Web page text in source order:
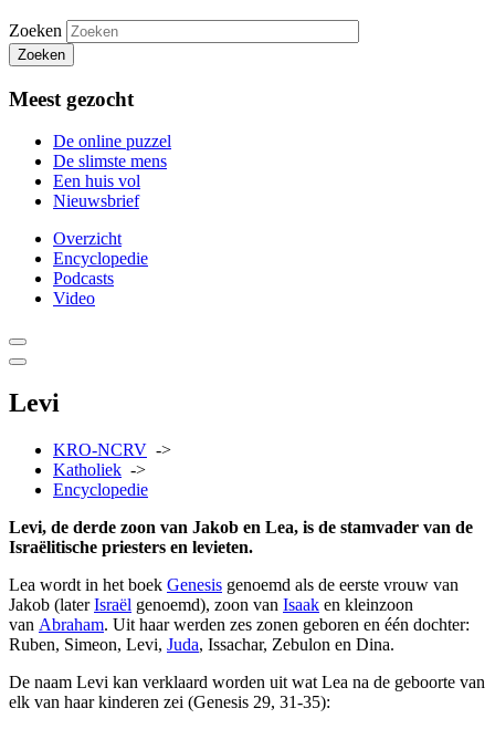
Zoeken
Zoeken
Meest gezocht
De online puzzel
De slimste mens
Een huis vol
Nieuwsbrief
Overzicht
Encyclopedie
Podcasts
Video
Levi
KRO-NCRV ->
Katholiek ->
Encyclopedie
Levi, de derde zoon van Jakob en Lea, is de stamvader van de
Israëlitische priesters en levieten.
Lea wordt in het boek Genesis genoemd als de eerste vrouw van
Jakob (laterIsraël genoemd), zoon van Isaak en kleinzoon
van Abraham. Uit haar werden zes zonen geboren en één dochter:
Ruben, Simeon, Levi, Juda, Issachar, Zebulon en Dina.
De naam Levi kan verklaard worden uit wat Lea na de geboorte van
elk van haar kinderen zei (Genesis 29, 31-35):